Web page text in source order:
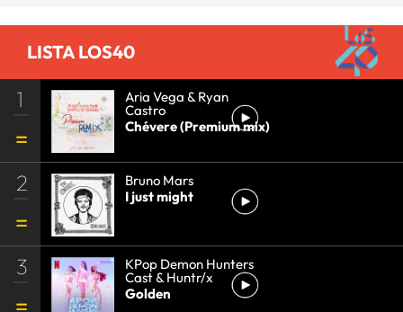
LISTA LOS40
1 Aria Vega & Ryan
Castro
Chévere (Premium mix)
2
Bruno Mars
I just might
3 KPop Demon Hunters
Cast & Huntr/x
Golden